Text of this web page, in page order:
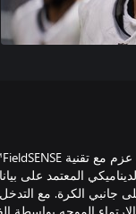
المعتمد على
جانبي الكرة. مع